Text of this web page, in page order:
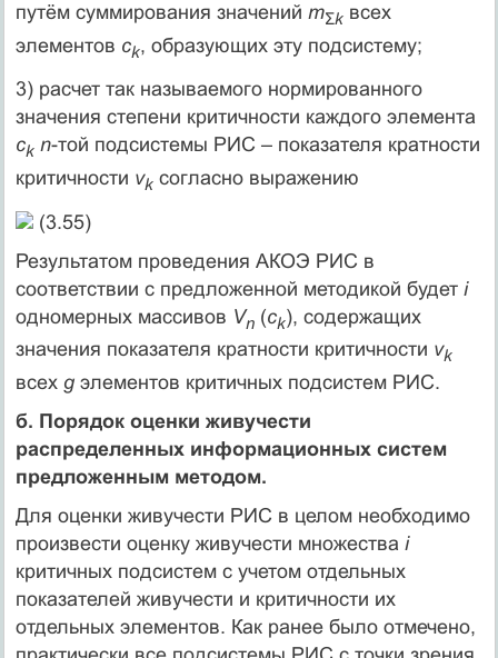
путём суммирования значений mΣkвсех
элементов сk, образующих эту подсистему;
3) расчет так называемого нормированного
значения степени критичности каждого элемента
сkn-той подсистемы РИС – показателя кратности
критичности vkсогласно выражению
(3.55)
Результатом проведения АКОЭ РИС в
соответствии с предложенной методикой будет i
одномерных массивов Vn(ck), содержащих
значения показателя кратности критичности vk
всех gэлементов критичных подсистем РИС.
б. Порядок оценки живучести
распределенных информационных систем
предложенным методом.
Для оценки живучести РИС в целом необходимо
произвести оценку живучести множества i
критичных подсистем с учетом отдельных
показателей живучести и критичности их
отдельных элементов. Как ранее было отмечено,